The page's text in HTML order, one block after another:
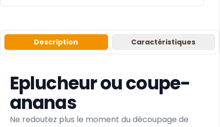
Description Caractéristiques
Eplucheur ou coupe-
ananas
Ne redoutez plus le moment du découpage de